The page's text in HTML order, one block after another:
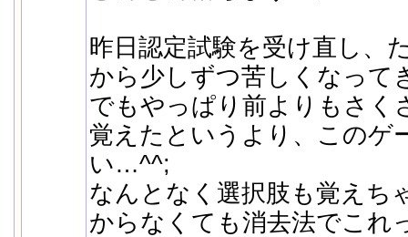
昨日認定試験を受け直し、
から少しずつ苦しくなっ
でもやっぱり前よりもさく
覚えたというより、このゲ
い…^^;
なんとなく選択肢も覚えち
からなくても消去法でこれ